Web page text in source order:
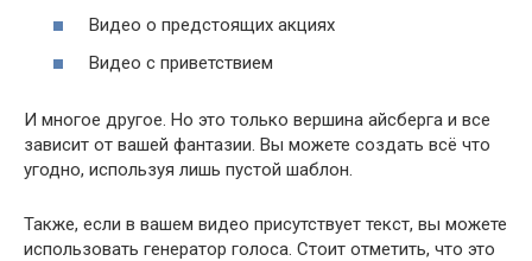
Видео о предстоящих акциях
Видео с приветствием
И многое другое. Но это только вершина айсберга и все
зависит от вашей фантазии. Вы можете создать всё что
угодно, используя лишь пустой шаблон.
Также, если в вашем видео присутствует текст, вы можете
использовать генератор голоса. Стоит отметить, что это